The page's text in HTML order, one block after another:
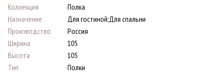
Коллекция
Полка
Назначение
Для гостиной;Для спальни
Производство
Россия
Ширина
105
Высота
105
Тип
Полки